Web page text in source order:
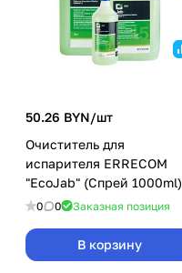
50.26 BYN/шт
Очиститель для
испарителя ERRECOM
"EcoJab" (Спрей 1000ml)
0 0 Заказная позиция
В корзину